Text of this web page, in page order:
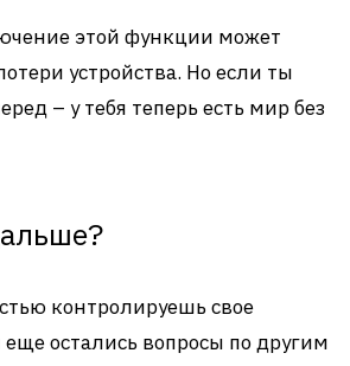
этой функции может
устройства. Но если ты
– у тебя теперь есть мир без
контролируешь свое
еще остались вопросы по другим